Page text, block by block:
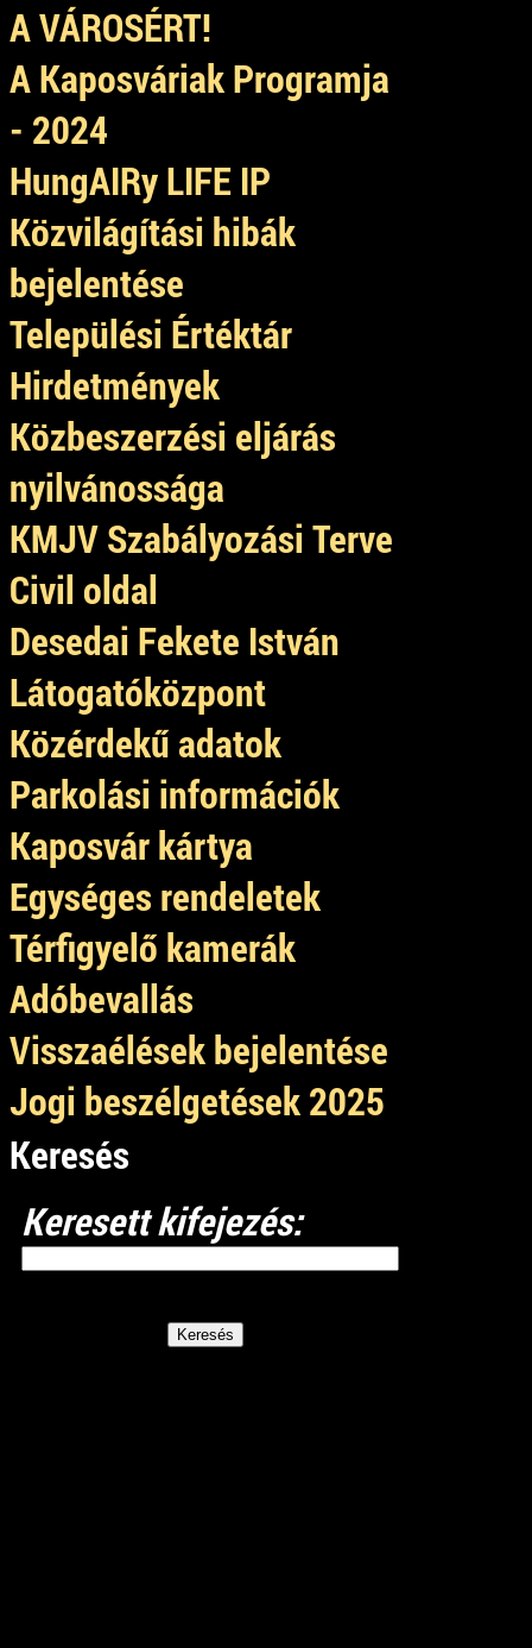
A VÁROSÉRT!
A Kaposváriak Programja
- 2024
HungAIRy LIFE IP
Közvilágítási hibák
bejelentése
Települési Értéktár
Hirdetmények
Közbeszerzési eljárás
nyilvánossága
KMJV Szabályozási Terve
Civil oldal
Desedai Fekete István
Látogatóközpont
Közérdekű adatok
Parkolási információk
Kaposvár kártya
Egységes rendeletek
Térfigyelő kamerák
Adóbevallás
Visszaélések bejelentése
Jogi beszélgetések 2025
Keresés
Keresett kifejezés: